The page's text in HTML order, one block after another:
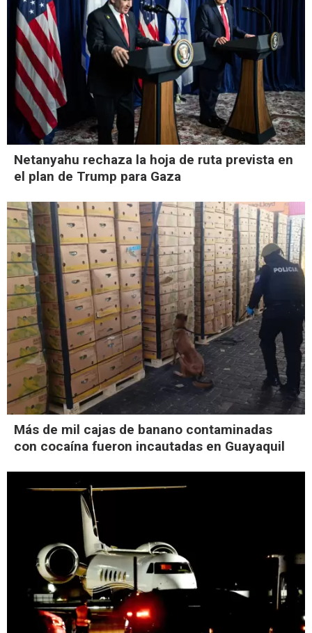
Netanyahu rechaza la hoja de ruta prevista en
el plan de Trump para Gaza
Más de mil cajas de banano contaminadas
con cocaína fueron incautadas en Guayaquil